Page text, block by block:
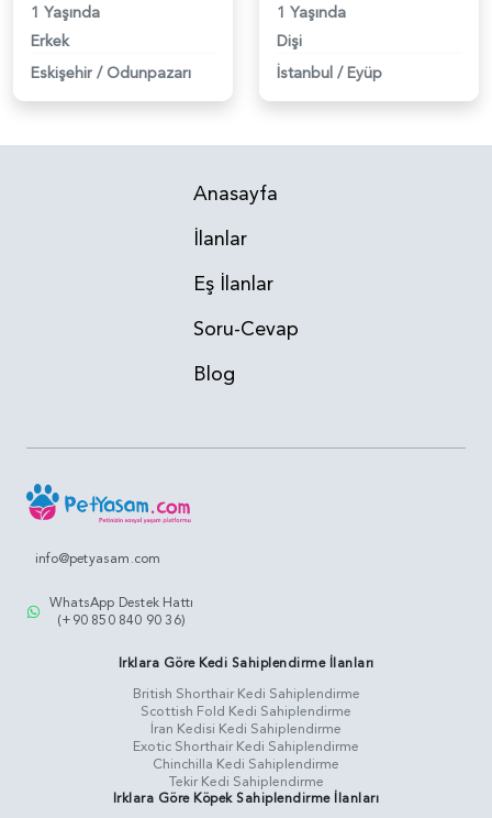
1 Yaşında
Erkek
Eskişehir / Odunpazarı
1 Yaşında
Dişi
İstanbul / Eyüp
Anasayfa
İlanlar
Eş İlanlar
Soru-Cevap
Blog
info@petyasam.com
WhatsApp Destek Hattı
(+90 850 840 90 36)
Irklara Göre Kedi Sahiplendirme İlanları
British Shorthair Kedi Sahiplendirme
Scottish Fold Kedi Sahiplendirme
İran Kedisi Kedi Sahiplendirme
Exotic Shorthair Kedi Sahiplendirme
Chinchilla Kedi Sahiplendirme
Tekir Kedi Sahiplendirme
Irklara Göre Köpek Sahiplendirme İlanları